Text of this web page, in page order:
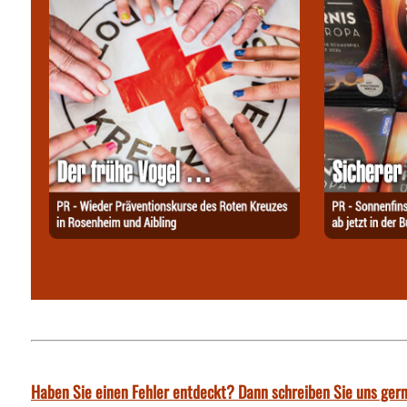
Haben Sie einen Fehler entdeckt? Dann schreiben Sie uns